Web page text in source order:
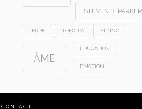
STEVEN B. PARKER
TERRE TOKO-PA YI KING
ÂME
ÉDUCATION
ÉMOTION
CONTACT